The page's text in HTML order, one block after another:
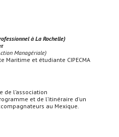
à La Rochelle)
Managériale)
Maritime et étudiante CIPECMA
de l’association
et de l’itinéraire d'un
au Mexique.